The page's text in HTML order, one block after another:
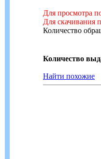
Для просмотра
Для скачивания
Количество
Количество
Найти похожие